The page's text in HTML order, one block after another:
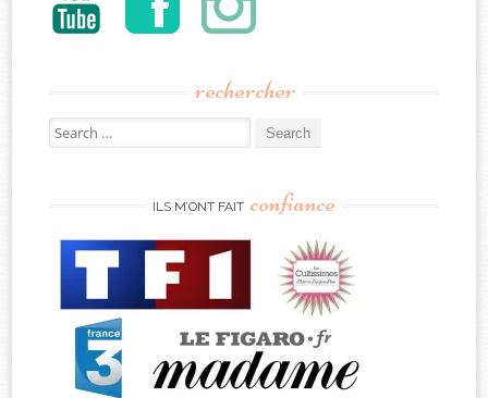
rechercher
Search
for:
ILS M’ONT FAIT confiance